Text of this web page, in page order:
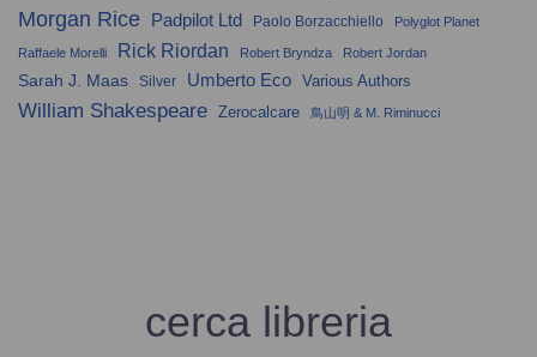
Morgan Rice Padpilot Ltd Paolo Borzacchiello Polyglot Planet
Raffaele Morelli Rick Riordan Robert Bryndza Robert Jordan
Sarah J. Maas Silver Umberto Eco Various Authors
William Shakespeare Zerocalcare 鳥山明 & M. Riminucci
cerca libreria